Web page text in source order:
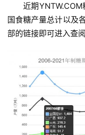
近期
国食糖产量总计以及
部的链接即可进入查阅